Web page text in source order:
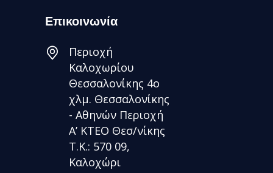
Επικοινωνία
Περιοχή
Καλοχωρίου
Θεσσαλονίκης 4ο
χλμ. Θεσσαλονίκης
- Αθηνών Περιοχή
Α’ ΚΤΕΟ Θεσ/νίκης
Τ.Κ.: 570 09,
Καλοχώρι